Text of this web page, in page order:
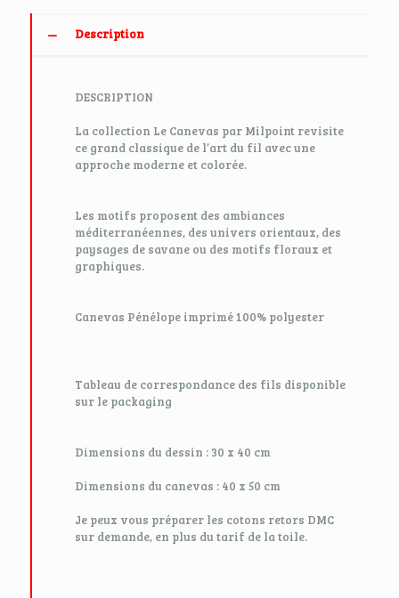
Description
DESCRIPTION
La collection Le Canevas par Milpoint revisite
ce grand classique de l’art du fil avec une
approche moderne et colorée.
Les motifs proposent des ambiances
méditerranéennes, des univers orientaux, des
paysages de savane ou des motifs floraux et
graphiques.
Canevas Pénélope imprimé 100% polyester
Tableau de correspondance des fils disponible
sur le packaging
Dimensions du dessin : 30 x 40 cm
Dimensions du canevas : 40 x 50 cm
Je peux vous préparer les cotons retors DMC
sur demande, en plus du tarif de la toile.